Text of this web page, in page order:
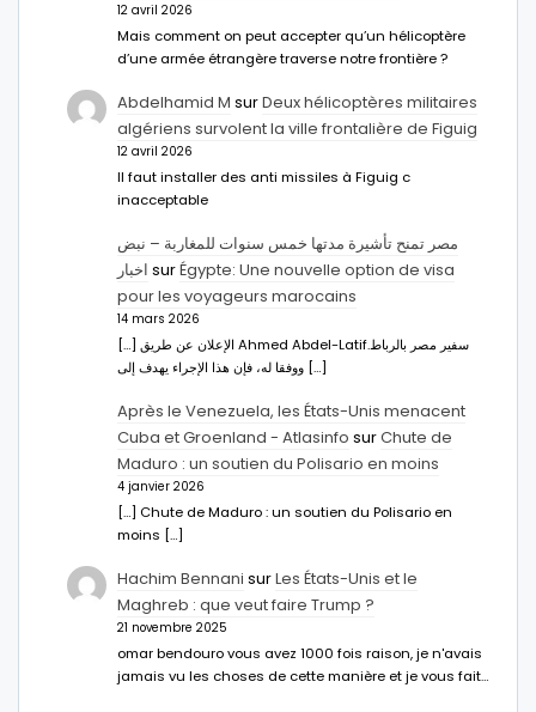
12 avril 2026
Mais comment on peut accepter qu’un hélicoptère
d’une armée étrangère traverse notre frontière ?
Abdelhamid M surDeux hélicoptères militaires
algériens survolent la ville frontalière de Figuig
12 avril 2026
Il faut installer des anti missiles à Figuig c
inacceptable
مصر تمنح تأشيرة مدتها خمس سنوات للمغاربة – نبض
اخبار surÉgypte: Une nouvelle option de visa
pour les voyageurs marocains
14 mars 2026
[…] الإعلان عن طريق Ahmed Abdel-Latifسفير مصر بالرباط.
ووفقا له، فإن هذا الإجراء يهدف إلى […]
Après le Venezuela, les États-Unis menacent
Cuba et Groenland - Atlasinfo surChute de
Maduro : un soutien du Polisario en moins
4 janvier 2026
[…] Chute de Maduro : un soutien du Polisario en
moins […]
Hachim Bennani surLes États-Unis et le
Maghreb : que veut faire Trump ?
21 novembre 2025
omar bendouro vous avez 1000 fois raison, je n'avais
jamais vu les choses de cette manière et je vous fait…